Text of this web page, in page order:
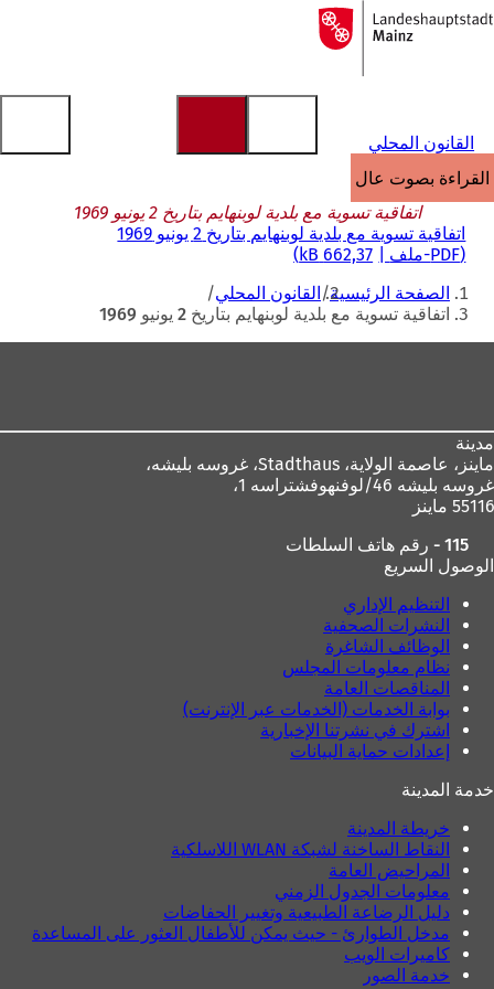
الانتقال إلى المحتوى
إلى
الصفحة
القانون المحلي
القراءة بصوت عالٍ
اتفاقية تسوية مع بلدية لوبنهايم بتاريخ 2 يونيو 1969
اتفاقية تسوية مع بلدية لوبنهايم بتاريخ 2 يونيو 1969
PDF-ملف 662,37 kB
أنت
هنا
الصفحة الرئيسية القانون المحلي
اتفاقية تسوية مع بلدية لوبنهايم بتاريخ 2 يونيو 1969
مدينة
ماينز، عاصمة الولاية،
غروسه بليشه 46/لوفنهوفشتراسه 1،
55116 ماينز
115 - رقم هاتف السلطات
الوصول السريع
التنظيم الإداري
النشرات الصحفية
الوظائف الشاغرة
نظام معلومات المجلس
المناقصات العامة
بوابة الخدمات (الخدمات عبر الإنترنت)
اشترك في نشرتنا الإخبارية
إعدادات حماية البيانات
خدمة المدينة
خريطة المدينة
النقاط الساخنة لشبكة WLAN اللاسلكية
المراحيض العامة
معلومات الجدول الزمني
دليل الرضاعة الطبيعية وتغيير الحفاضات
مدخل الطوارئ - حيث يمكن للأطفال العثور على المساعدة
كاميرات الويب
خدمة الصور